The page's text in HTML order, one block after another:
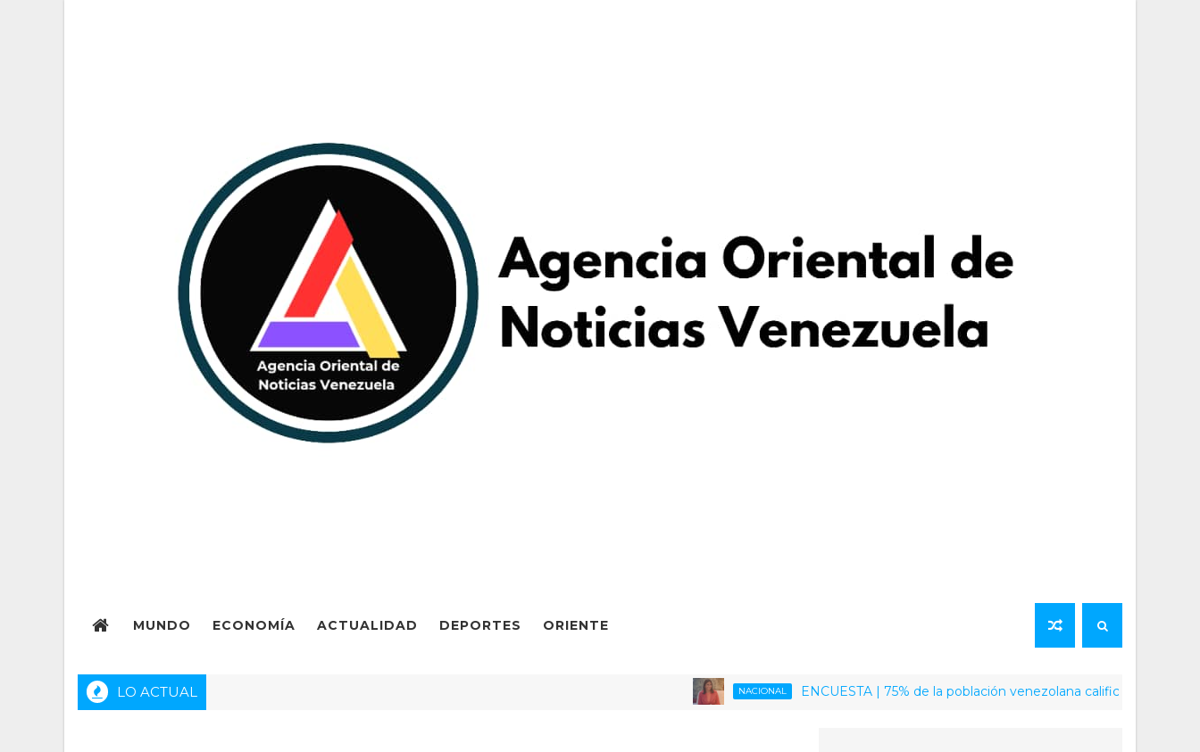
MUNDO ECONOMÍA ACTUALIDAD DEPORTES ORIENTE
LO ACTUAL NACIONAL ENCUESTA | 75% de la población venezolana califica como positiva